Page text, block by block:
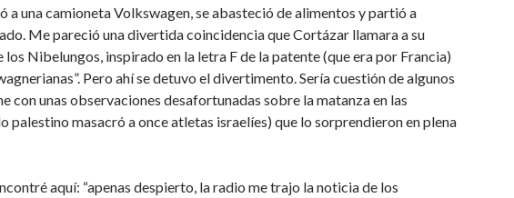
una camioneta Volkswagen, se abasteció de alimentos y partió a
Me pareció una divertida coincidencia que Cortázar llamara a su
Nibelungos, inspirado en la letra F de la patente (que era por Francia)
Pero ahí se detuvo el divertimento. Sería cuestión de algunos
con unas observaciones desafortunadas sobre la matanza en las
palestino masacró a once atletas israelíes) que lo sorprendieron en plena
aquí: “apenas despierto, la radio me trajo la noticia de los